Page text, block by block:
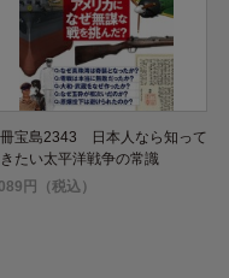
宝島2343 日本人なら知って
たい太平洋戦争の常識
円（税込）